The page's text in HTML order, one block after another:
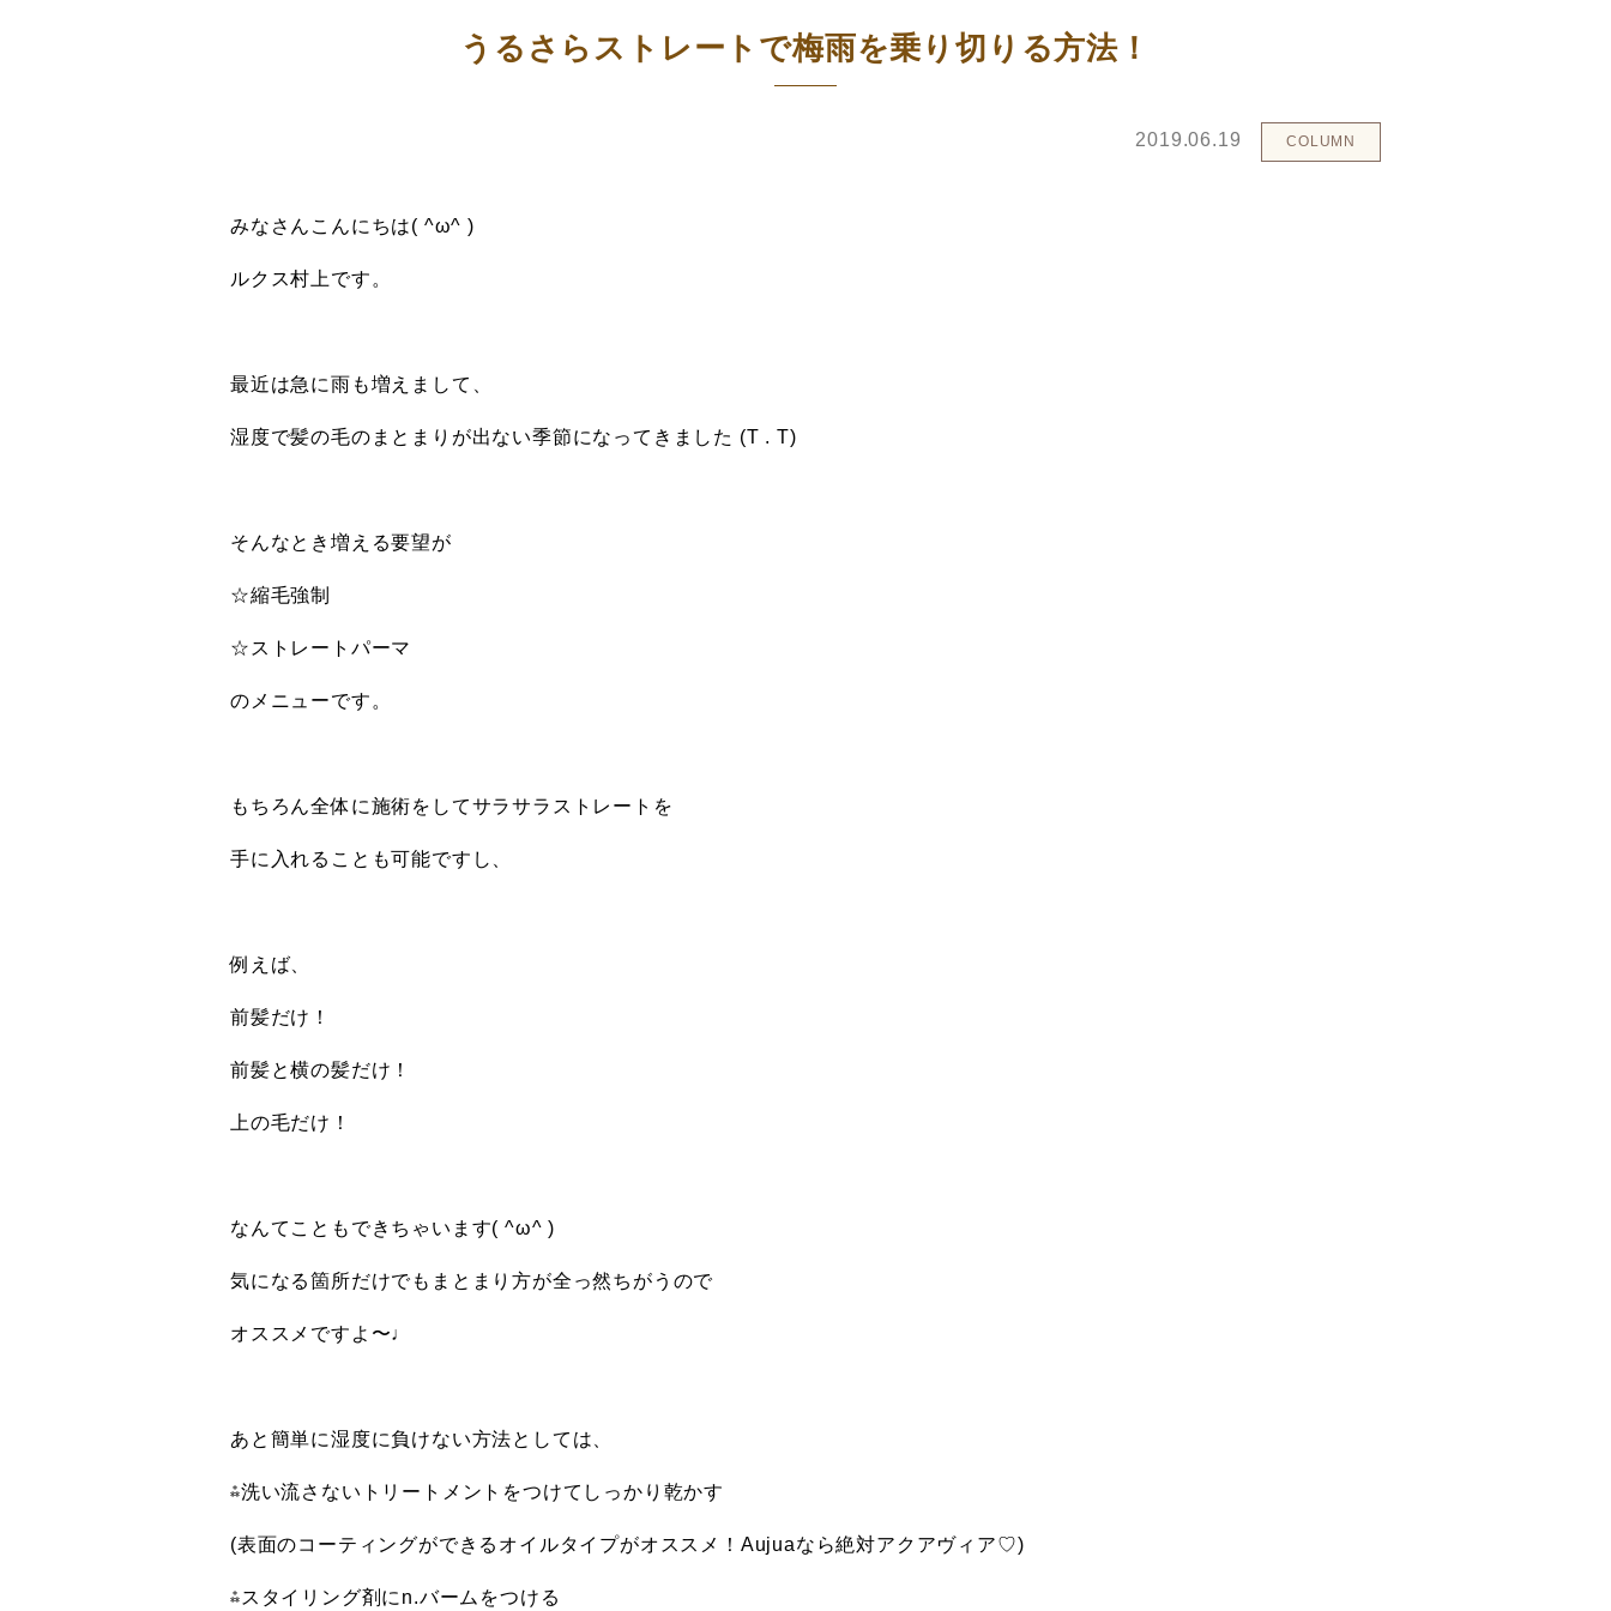
うるさらストレートで梅雨を乗り切りる方法！
2019.06.19 COLUMN
みなさんこんにちは( ^ω^ )
ルクス村上です。
最近は急に雨も増えまして、
湿度で髪の毛のまとまりが出ない季節になってきました (T . T)
そんなとき増える要望が
☆縮毛強制
☆ストレートパーマ
のメニューです。
もちろん全体に施術をしてサラサラストレートを
手に入れることも可能ですし、
例えば、
前髪だけ！
前髪と横の髪だけ！
上の毛だけ！
なんてこともできちゃいます( ^ω^ )
気になる箇所だけでもまとまり方が全っ然ちがうので
オススメですよ〜♩
あと簡単に湿度に負けない方法としては、
⁂洗い流さないトリートメントをつけてしっかり乾かす
(表面のコーティングができるオイルタイプがオススメ！Aujuaなら絶対アクアヴィア♡)
⁂スタイリング剤にn.バームをつける